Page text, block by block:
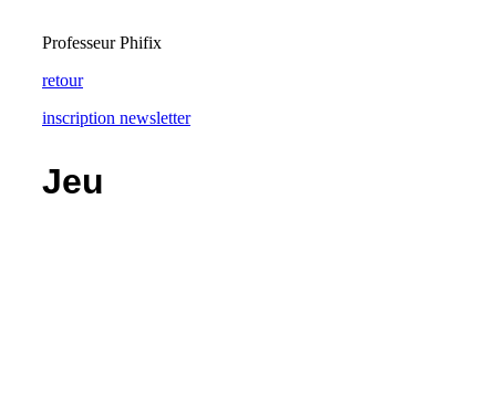
Professeur Phifix
retour
inscription newsletter
Jeu